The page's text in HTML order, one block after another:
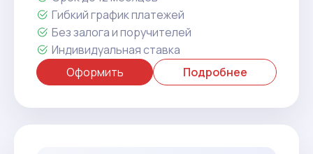
Гибкий график платежей
Без залога и поручителей
Индивидуальная ставка
Оформить
Подробнее